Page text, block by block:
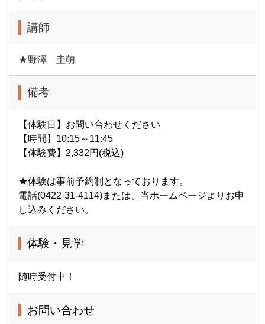
講師
★野澤 圭萌
備考
【体験日】お問い合わせください
【時間】10:15～11:45
【体験費】2,332円(税込)
★体験は事前予約制となっております。
電話(0422-31-4114)または、当ホームページよりお申
し込みください。
体験・見学
随時受付中！
お問い合わせ